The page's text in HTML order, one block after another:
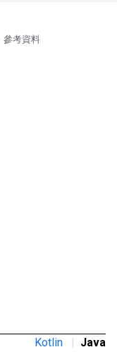
參考資料
Kotlin | Java